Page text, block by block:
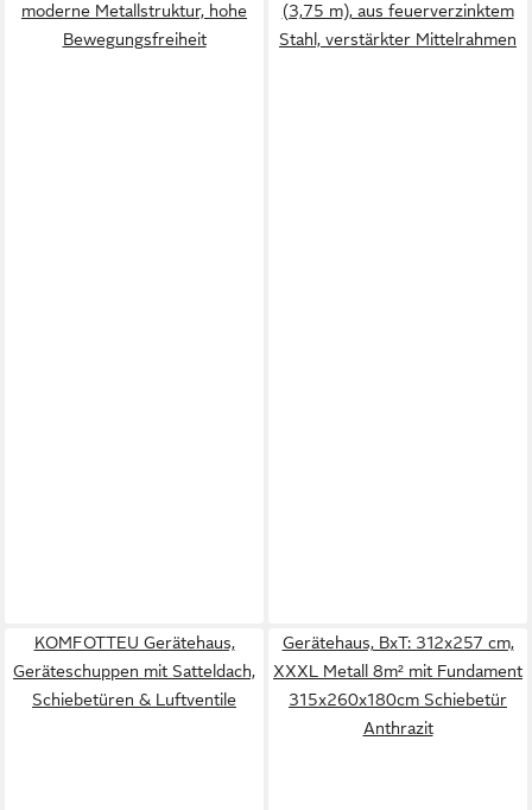
moderne Metallstruktur, hohe
Bewegungsfreiheit
(3,75 m), aus feuerverzinktem
Stahl, verstärkter Mittelrahmen
KOMFOTTEU Gerätehaus,
Geräteschuppen mit Satteldach,
Schiebetüren & Luftventile
Gerätehaus, BxT: 312x257 cm,
XXXL Metall 8m² mit Fundament
315x260x180cm Schiebetür
Anthrazit